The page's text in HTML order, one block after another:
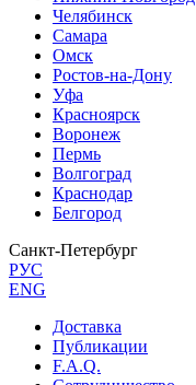
Челябинск
Самара
Омск
Ростов-на-Дону
Уфа
Красноярск
Воронеж
Пермь
Волгоград
Краснодар
Белгород
Санкт-Петербург
РУС
ENG
Доставка
Публикации
F.A.Q.